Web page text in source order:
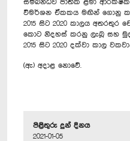
සම්බන්ධව ජාතික ළමා
විමර්ශන ඒකකය මඟින් ගොනු
2015 සිට 2020 කාලය
කොට නිදහස් කරනු ලැබූ සහ
2015 සිට 2020 දක්වා කාල
(ඇ) අදාළ නොවේ.
පිළිතුරු දුන් දිනය
2021-01-05